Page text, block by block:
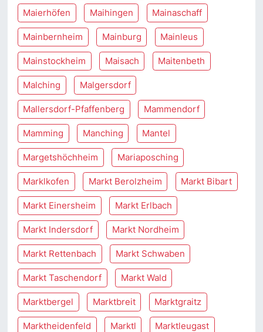
Maierhöfen Maihingen Mainaschaff
Mainbernheim Mainburg Mainleus
Mainstockheim Maisach Maitenbeth
Malching Malgersdorf
Mallersdorf-Pfaffenberg Mammendorf
Mamming Manching Mantel
Margetshöchheim Mariaposching
Marklkofen Markt Berolzheim Markt Bibart
Markt Einersheim Markt Erlbach
Markt Indersdorf Markt Nordheim
Markt Rettenbach Markt Schwaben
Markt Taschendorf Markt Wald
Marktbergel Marktbreit Marktgraitz
Marktheidenfeld Marktl Marktleugast